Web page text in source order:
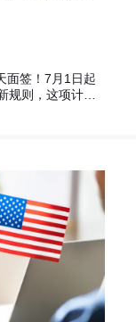
面签！7月1日起
规则，这项计划